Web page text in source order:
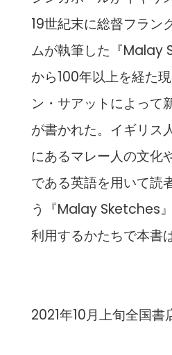
19世紀末に総督フラン
ムが執筆した『Malay
から100年以上を経た
ン・サアットによって
が書かれた。イギリス
にあるマレー人の文化
である英語を用いて読
う『Malay Sketches
利用するかたちで本書
2021年10月上旬全国書